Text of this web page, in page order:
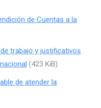
de Cuentas a la
trabajo y justificativos
(423 KiB)
de atender la